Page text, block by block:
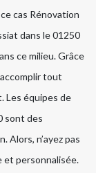
cas Rénovation
dans le 01250
ce milieu. Grâce
tout
Les équipes de
sont des
Alors, n’ayez pas
et personnalisée.